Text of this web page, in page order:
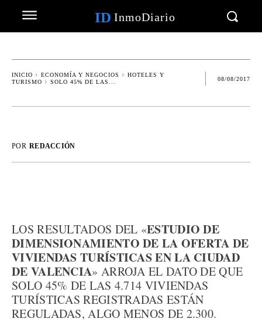
ID InmoDiario
INICIO ECONOMÍA Y NEGOCIOS
HOTELES Y
TURISMO
SOLO 45% DE LAS...
08/08/2017
POR REDACCIÓN
LOS RESULTADOS DEL «ESTUDIO DE
DIMENSIONAMIENTO DE LA OFERTA DE
VIVIENDAS TURÍSTICAS EN LA CIUDAD
DE VALENCIA» ARROJA EL DATO DE QUE
SOLO 45% DE LAS 4.714 VIVIENDAS
TURÍSTICAS REGISTRADAS ESTÁN
REGULADAS, ALGO MENOS DE 2.300.